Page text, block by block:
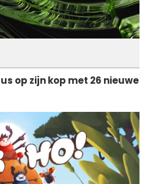
op zijn kop met 26 nieuwe